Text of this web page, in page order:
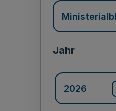
Jahr
2026